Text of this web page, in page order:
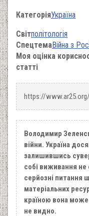
КатегоріяУкраїна
Світполітологія
СпецтемаВійна з
Моя оцінка
статті
https://
Володимир
війни. Україна
залишившись
собі виживання
серйозні питання
матеріальних
країною вона може
не видно.